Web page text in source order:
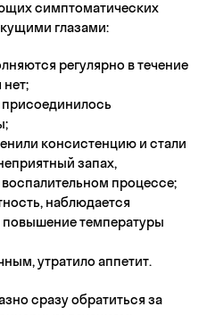
симптоматических
глазами:
регулярно в течение
присоединилось
консистенцию и стали
запах,
процессе;
наблюдается
температуры
утратило аппетит.
сразу обратиться за